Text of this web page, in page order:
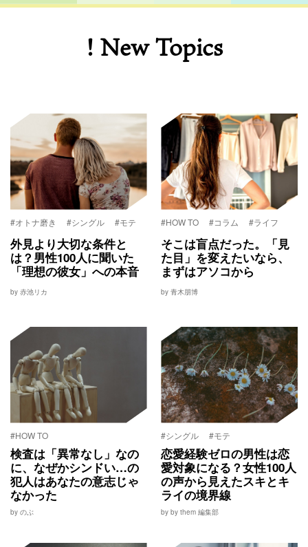
! New Topics
#オトナ磨き #シングル #モテ
外見より大切な条件と
は？男性100人に聞いた
「理想の彼女」への本音
by 赤池リカ
#HOW TO #コラム #ライフ
そこは盲点だった。「見
た目」を変えたいなら、
まずはアソコから
by 青木朋博
#HOW TO
検査は「異常なし」なの
に、なぜかシンドい…の
犯人はあなたの意志じゃ
なかった
by のぶ
#シングル #モテ
恋愛経験ゼロの男性は恋
愛対象になる？女性100人
の声から見えたスキとキ
ライの境界線
by by them 編集部